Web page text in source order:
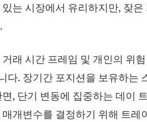
는 시장에서 유리하지만, 잦
래 시간 프레임 및 개인의 위
다. 장기간 포지션을 보유하는
, 단기 변동에 집중하는 데이
개변수를 결정하기 위해 트